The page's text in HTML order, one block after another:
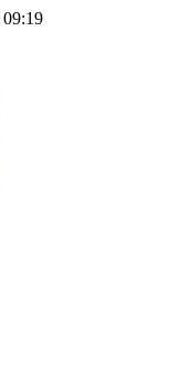
09:19